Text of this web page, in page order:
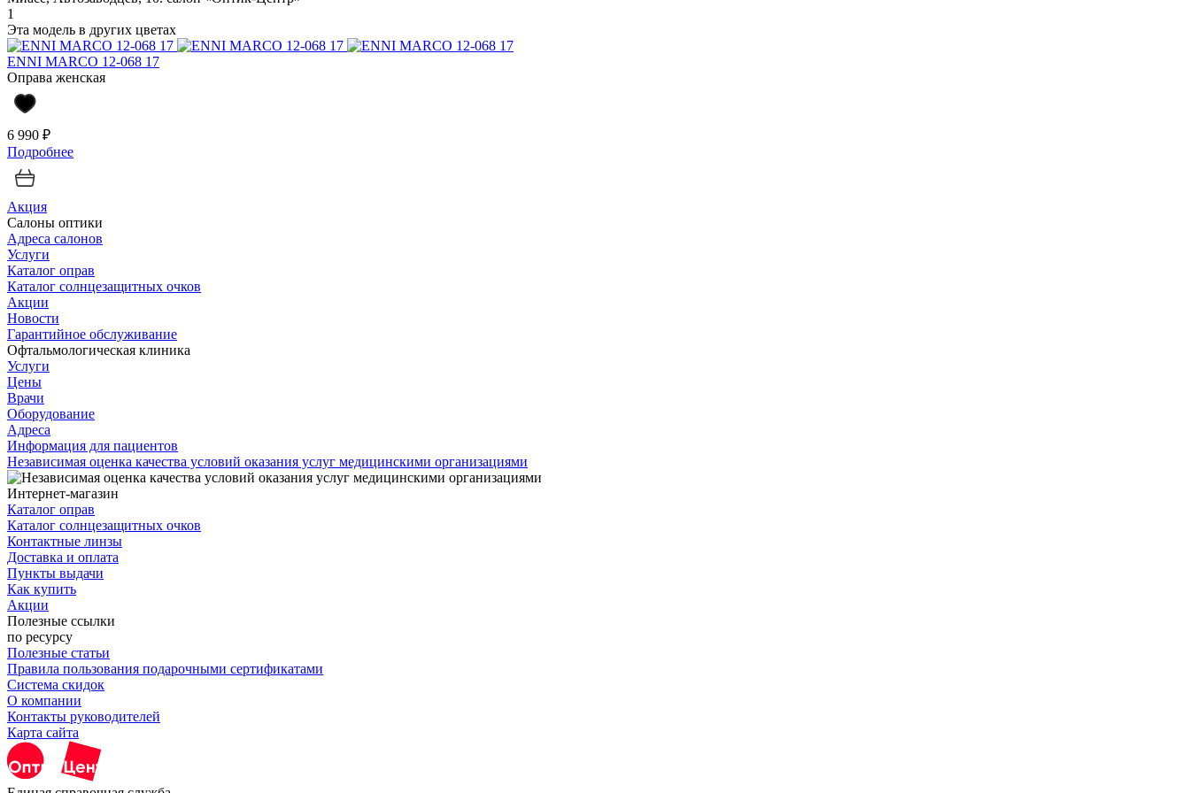
1
Эта модель в других цветах
ENNI MARCO 12-068 17
Оправа женская
6 990 ₽
Подробнее
Акция
Салоны оптики
Адреса салонов
Услуги
Каталог оправ
Каталог солнцезащитных очков
Акции
Новости
Гарантийное обслуживание
Офтальмологическая клиника
Услуги
Цены
Врачи
Оборудование
Адреса
Информация для пациентов
Независимая оценка качества условий оказания услуг медицинскими организациями
Интернет-магазин
Каталог оправ
Каталог солнцезащитных очков
Контактные линзы
Доставка и оплата
Пункты выдачи
Как купить
Акции
Полезные ссылки
по ресурсу
Полезные статьи
Правила пользования подарочными сертификатами
Система скидок
О компании
Контакты руководителей
Карта сайта